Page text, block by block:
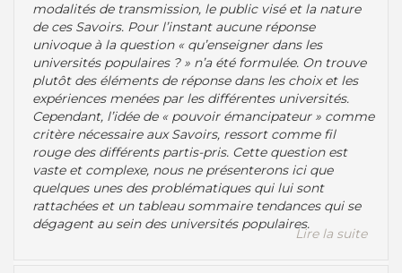
modalités de transmission, le public visé et la nature
de ces Savoirs. Pour l’instant aucune réponse
univoque à la question « qu’enseigner dans les
universités populaires ? » n’a été formulée. On trouve
plutôt des éléments de réponse dans les choix et les
expériences menées par les différentes universités.
Cependant, l’idée de « pouvoir émancipateur » comme
critère nécessaire aux Savoirs, ressort comme fil
rouge des différents partis-pris. Cette question est
vaste et complexe, nous ne présenterons ici que
quelques unes des problématiques qui lui sont
rattachées et un tableau sommaire tendances qui se
dégagent au sein des universités populaires.
Lire la suite